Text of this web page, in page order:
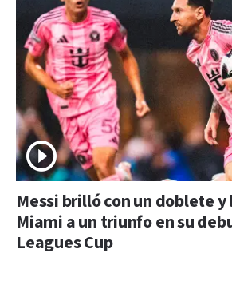
Messi brilló con un doblete
Miami a un triunfo en su
Leagues Cup